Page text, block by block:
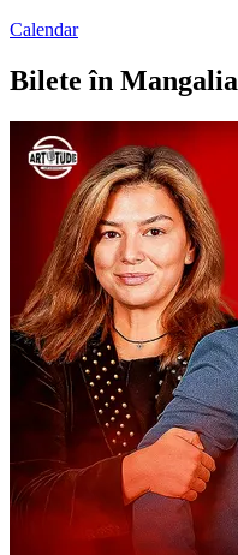
Calendar
Bilete în Mangalia